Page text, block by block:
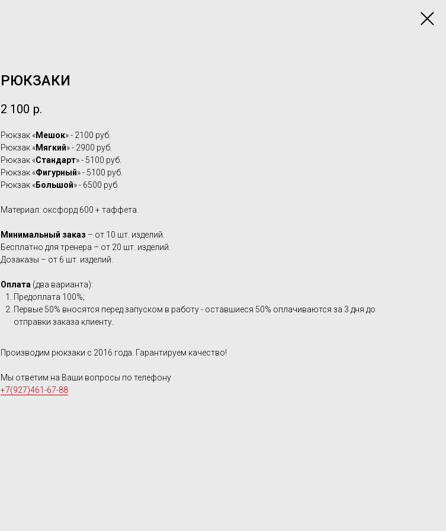
РЮКЗАКИ
2 100 р.
Рюкзак «Мешок» - 2100 руб.
Рюкзак «Мягкий» - 2900 руб.
Рюкзак «Стандарт» - 5100 руб.
Рюкзак «Фигурный» - 5100 руб.
Рюкзак «Большой» - 6500 руб.
Материал: оксфорд 600 + таффета.
Минимальный заказ – от 10 шт. изделий.
Бесплатно для тренера – от 20 шт. изделий.
Дозаказы – от 6 шт. изделий.
Оплата (два варианта):
Предоплата 100%;
Первые 50% вносятся перед запуском в работу - оставшиеся 50% оплачиваются за 3 дня до
отправки заказа клиенту.
Производим рюкзаки с 2016 года. Гарантируем качество!
Мы ответим на Ваши вопросы по телефону
+7(927)461-67-88